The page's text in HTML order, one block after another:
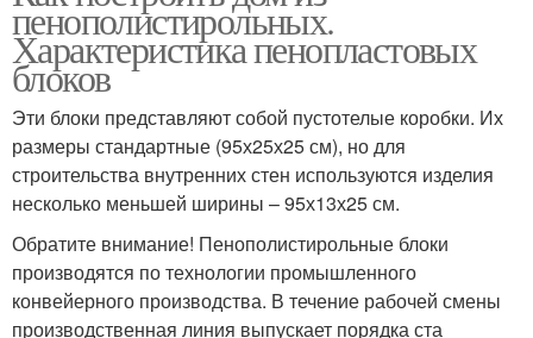
пенополистирольных.
Характеристика пенопластовых
блоков
Эти блоки представляют собой пустотелые коробки. Их
размеры стандартные (95х25х25 см), но для
строительства внутренних стен используются изделия
несколько меньшей ширины – 95х13х25 см.
Обратите внимание! Пенополистирольные блоки
производятся по технологии промышленного
конвейерного производства. В течение рабочей смены
производственная линия выпускает порядка ста